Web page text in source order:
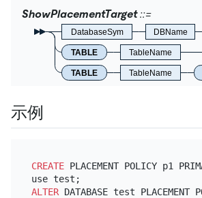
ShowPlacementTarget
DatabaseSym DBName
TABLE TableName
TABLE TableName
示例
CREATE PLACEMENT POLICY p1
ALTER DATABASE test PLACEMENT